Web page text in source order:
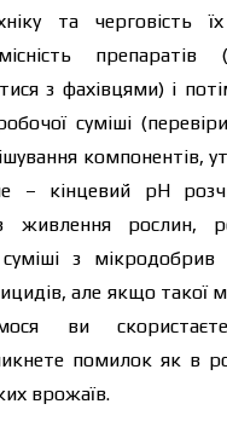
та черговість
з фахівцями) і
суміші
компонентів,
– кінцевий рН
живлення рослин,
з мікродобрив
але якщо такої
ви
помилок як в
врожаїв.